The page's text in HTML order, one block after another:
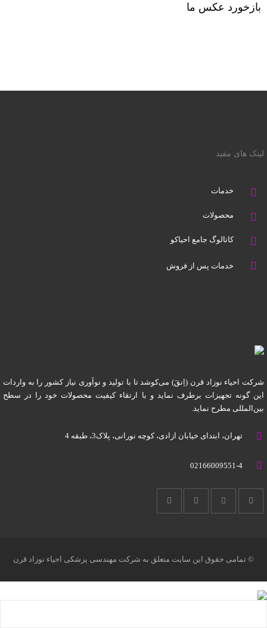
بازخورد عکس ما
لینک های مفید
خدمات
محصولات
کاتالوگ جامع احیاکو
خدمات پس از فروش
شرکت احیاء نوزاد قرن (اِنقَ) می‌کوشد تا با تولید و نوآوری نیاز کشور را به واردات
این گونه تجهیزات برطرف نماید و با ارتقاء کیفیت محصولات خود را در سطح
بین‌المللی مطرح نماید.
تهران، ابتدای خیابان آزادی، کوچه نورانی، پلاک3، طبقه 4
02166009551-4
© تمامی حقوق این سایت متعلق به شرکت مهندسی پزشکی احیاء نوزاد قرن